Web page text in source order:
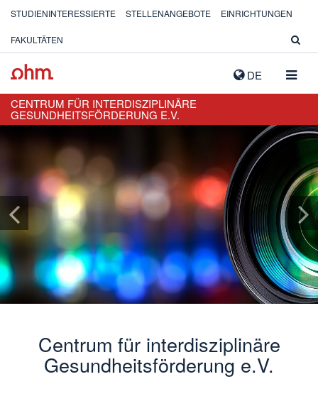
DE
STUDIENINTERESSIERTE STELLENANGEBOTE EINRICHTUNGEN
FAKULTÄTEN
CENTRUM FÜR INTERDISZIPLINÄRE
GESUNDHEITSFÖRDERUNG E.V.
Centrum für interdisziplinäre
Gesundheitsförderung e.V.